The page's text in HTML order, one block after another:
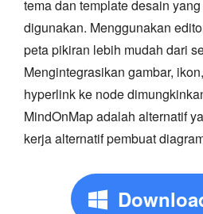
tema dan template desain
digunakan. Menggunakan
peta pikiran lebih mudah dari
Mengintegrasikan gambar,
hyperlink ke node
MindOnMap adalah alternatif
kerja alternatif pembuat